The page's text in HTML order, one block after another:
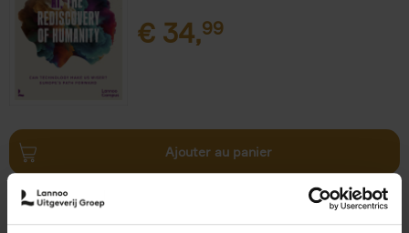
€ 34,99
Ajouter au panier
The Digital Leadership
Practice Test (EN)